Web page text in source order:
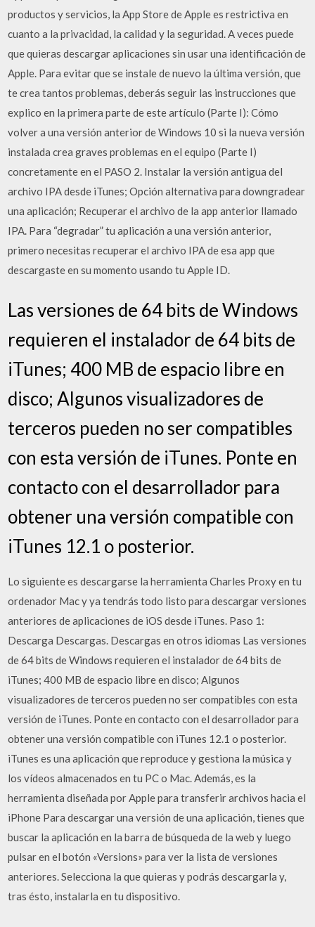
productos y servicios, la App Store de Apple es restrictiva en
cuanto a la privacidad, la calidad y la seguridad. A veces puede
que quieras descargar aplicaciones sin usar una identificación de
Apple. Para evitar que se instale de nuevo la última versión, que
te crea tantos problemas, deberás seguir las instrucciones que
explico en la primera parte de este artículo (Parte I): Cómo
volver a una versión anterior de Windows 10 si la nueva versión
instalada crea graves problemas en el equipo (Parte I)
concretamente en el PASO 2. Instalar la versión antigua del
archivo IPA desde iTunes; Opción alternativa para downgradear
una aplicación; Recuperar el archivo de la app anterior llamado
IPA. Para “degradar” tu aplicación a una versión anterior,
primero necesitas recuperar el archivo IPA de esa app que
descargaste en su momento usando tu Apple ID.
Las versiones de 64 bits de Windows
requieren el instalador de 64 bits de
iTunes; 400 MB de espacio libre en
disco; Algunos visualizadores de
terceros pueden no ser compatibles
con esta versión de iTunes. Ponte en
contacto con el desarrollador para
obtener una versión compatible con
iTunes 12.1 o posterior.
Lo siguiente es descargarse la herramienta Charles Proxy en tu
ordenador Mac y ya tendrás todo listo para descargar versiones
anteriores de aplicaciones de iOS desde iTunes. Paso 1:
Descarga Descargas. Descargas en otros idiomas Las versiones
de 64 bits de Windows requieren el instalador de 64 bits de
iTunes; 400 MB de espacio libre en disco; Algunos
visualizadores de terceros pueden no ser compatibles con esta
versión de iTunes. Ponte en contacto con el desarrollador para
obtener una versión compatible con iTunes 12.1 o posterior.
iTunes es una aplicación que reproduce y gestiona la música y
los vídeos almacenados en tu PC o Mac. Además, es la
herramienta diseñada por Apple para transferir archivos hacia el
iPhone Para descargar una versión de una aplicación, tienes que
buscar la aplicación en la barra de búsqueda de la web y luego
pulsar en el botón «Versions» para ver la lista de versiones
anteriores. Selecciona la que quieras y podrás descargarla y,
tras ésto, instalarla en tu dispositivo.